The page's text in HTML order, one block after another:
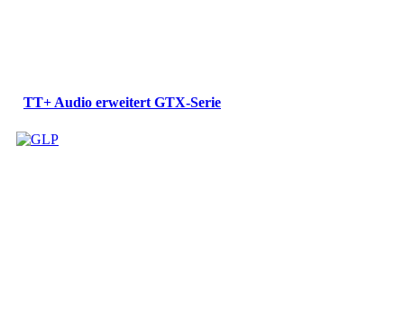
TT+ Audio erweitert GTX-Serie